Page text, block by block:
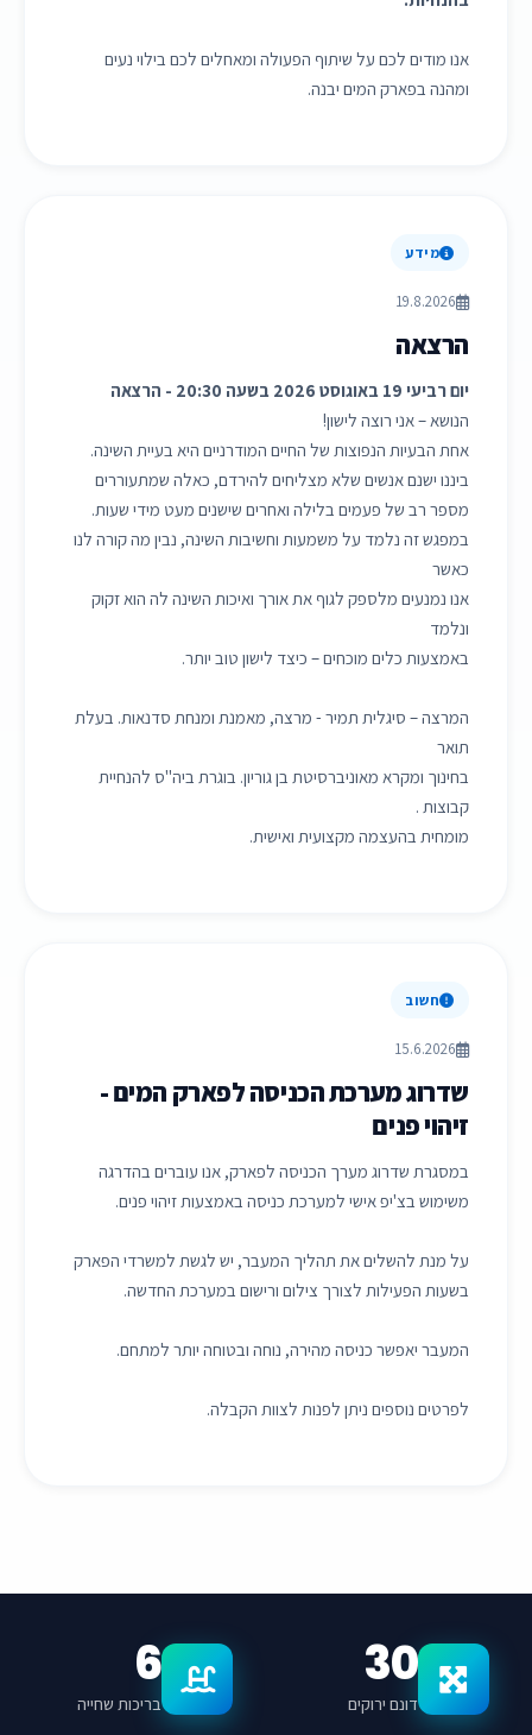
אנו מודים לכם על שיתוף הפעולה ומאחלים לכם בילוי נעים
ומהנה בפארק המים יבנה.
מידע
19.8.2026
הרצאה
יום רביעי 19 באוגוסט 2026 בשעה 20:30 - הרצאה
הנושא – אני רוצה לישון!
אחת הבעיות הנפוצות של החיים המודרניים היא בעיית השינה.
ביננו ישנם אנשים שלא מצליחים להירדם, כאלה שמתעוררים
מספר רב של פעמים בלילה ואחרים שישנים מעט מידי שעות.
במפגש זה נלמד על משמעות וחשיבות השינה, נבין מה קורה לנו
כאשר
אנו נמנעים מלספק לגוף את אורך ואיכות השינה לה הוא זקוק
ונלמד
באמצעות כלים מוכחים – כיצד לישון טוב יותר.
המרצה – סיגלית תמיר - מרצה, מאמנת ומנחת סדנאות. בעלת
תואר
בחינוך ומקרא מאוניברסיטת בן גוריון. בוגרת ביה"ס להנחיית
קבוצות .
מומחית בהעצמה מקצועית ואישית.
חשוב
15.6.2026
שדרוג מערכת הכניסה לפארק המים -
זיהוי פנים
במסגרת שדרוג מערך הכניסה לפארק, אנו עוברים בהדרגה
משימוש בצ'יפ אישי למערכת כניסה באמצעות זיהוי פנים.
על מנת להשלים את תהליך המעבר, יש לגשת למשרדי הפארק
בשעות הפעילות לצורך צילום ורישום במערכת החדשה.
המעבר יאפשר כניסה מהירה, נוחה ובטוחה יותר למתחם.
לפרטים נוספים ניתן לפנות לצוות הקבלה.
30
דונם ירוקים
6
בריכות שחייה